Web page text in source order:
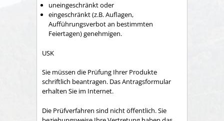
uneingeschränkt oder
eingeschränkt (z.B. Auflagen,
Aufführungsverbot an bestimmten
Feiertagen) genehmigen.
USK
Sie müssen die Prüfung Ihrer Produkte
schriftlich beantragen. Das Antragsformular
erhalten Sie im Internet.
Die Prüfverfahren sind nicht öffentlich. Sie